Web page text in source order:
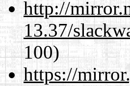
http://
13.37/
100)
https://